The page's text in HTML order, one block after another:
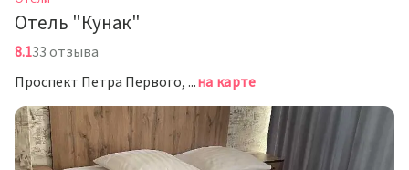
Отель "Кунак"
8.133 отзыва
Проспект Петра Первого, 19, Махачкалана карте